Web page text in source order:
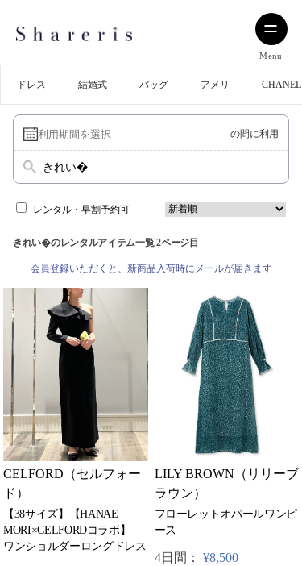
Menu
ドレス 結婚式 バッグ アメリ CHANEL
の間に利用
きれい�
レンタル・早割予約可
きれい�のレンタルアイテム一覧 2ページ目
会員登録いただくと、新商品入荷時にメールが届きます
CELFORD（セルフォー
ド）
【38サイズ】【HANAE
MORI×CELFORDコラボ】
ワンショルダーロングドレス
LILY BROWN（リリーブ
ラウン）
フローレットオパールワンピ
ース
4日間： ¥8,500